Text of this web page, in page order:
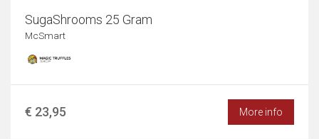
SugaShrooms 25 Gram
McSmart
€ 23,95 More info